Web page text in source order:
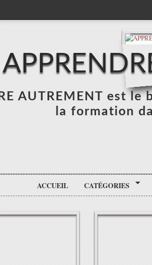
AUTREMENT est
la formation
ACCUEIL CATÉGORIES